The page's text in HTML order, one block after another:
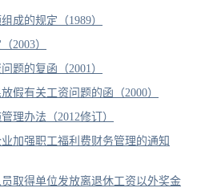
成的规定（1989）
2003）
题的复函（2001）
假有关工资问题的函（2000）
理办法（2012修订）
加强职工福利费财务管理的通知
取得单位发放离退休工资以外奖金